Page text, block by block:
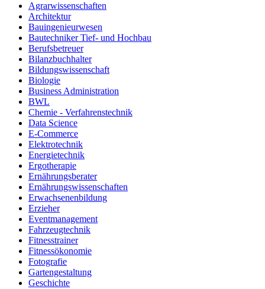
Agrarwissenschaften
Architektur
Bauingenieurwesen
Bautechniker Tief- und Hochbau
Berufsbetreuer
Bilanzbuchhalter
Bildungswissenschaft
Biologie
Business Administration
BWL
Chemie - Verfahrenstechnik
Data Science
E-Commerce
Elektrotechnik
Energietechnik
Ergotherapie
Ernährungsberater
Ernährungswissenschaften
Erwachsenenbildung
Erzieher
Eventmanagement
Fahrzeugtechnik
Fitnesstrainer
Fitnessökonomie
Fotografie
Gartengestaltung
Geschichte